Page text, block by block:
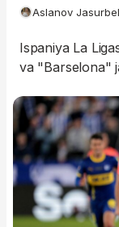
Aslanov
Ispaniya La
va "Barselona"